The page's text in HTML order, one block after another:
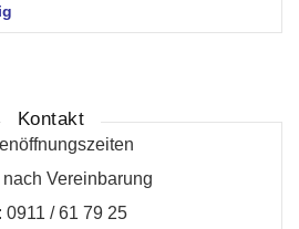
Kontakt
Vereinbarung
0911 / 61 79 25